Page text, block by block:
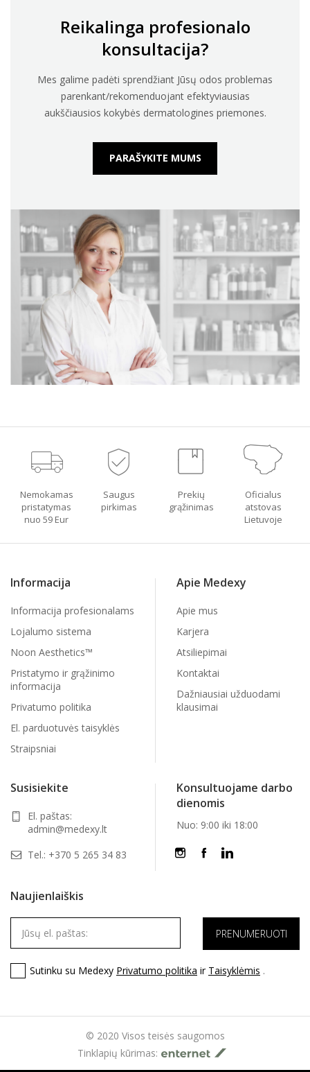
Reikalinga profesionalo
konsultacija?
Mes galime padėti sprendžiant Jūsų odos problemas
parenkant/rekomenduojant efektyviausias
aukščiausios kokybės dermatologines priemones.
PARAŠYKITE MUMS
Nemokamas
pristatymas
nuo 59 Eur
Saugus
pirkimas
Prekių
grąžinimas
Oficialus
atstovas
Lietuvoje
Informacija
Informacija profesionalams
Lojalumo sistema
Noon Aesthetics™
Pristatymo ir grąžinimo
informacija
Privatumo politika
El. parduotuvės taisyklės
Straipsniai
Apie Medexy
Apie mus
Karjera
Atsiliepimai
Kontaktai
Dažniausiai užduodami
klausimai
Susisiekite
El. paštas:
admin@medexy.lt
Tel.: +370 5 265 34 83
Konsultuojame darbo
dienomis
Nuo: 9:00 iki 18:00
Naujienlaiškis
Sutinku su Medexy Privatumo politika ir Taisyklėmis .
© 2020 Visos teisės saugomos
Tinklapių kūrimas: